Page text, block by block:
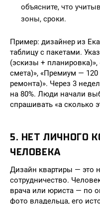
объясните, что
зоны, сроки.
Пример: дизайнер из
таблицу с пакетами.
(эскизы + планировка)»,
смета)», «Премиум —
ремонта)». Через 3
на 80%. Люди начали
спрашивать «а сколько
5. НЕТ ЛИЧНОГО
ЧЕЛОВЕКА
Дизайн квартиры — это
сотрудничество.
врача или юриста — по
фото владельца, его